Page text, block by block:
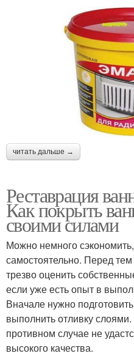
читать дальше →
Реставрация
Как покрыть
своими силами
Можно немного
самостоятельно. Перед тем
трезво оценить
если уже есть опыт в
Вначале нужно
выполнить отливку
противном случае не
высокого качества.